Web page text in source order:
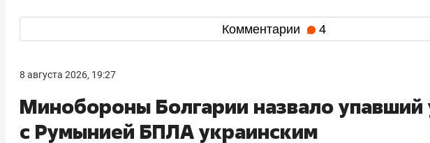
Комментарии 4
8 августа 2026, 19:27
Минобороны Болгарии назвало упавший
с Румынией БПЛА украинским